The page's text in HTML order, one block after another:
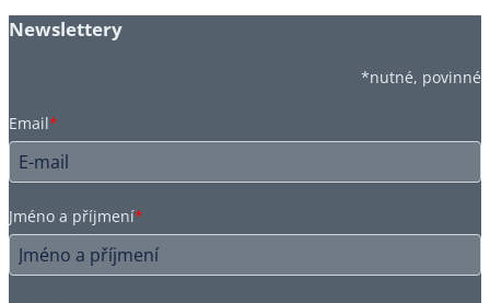
Newslettery
*nutné, povinné
Email*
Jméno a příjmení*